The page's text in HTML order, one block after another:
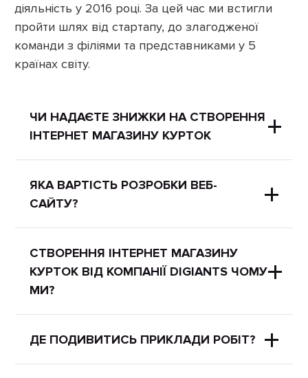
діяльність у 2016 році. За цей час ми встигли
пройти шлях від стартапу, до злагодженої
команди з філіями та представниками у 5
країнах світу.
ЧИ НАДАЄТЕ ЗНИЖКИ НА СТВОРЕННЯ
ІНТЕРНЕТ МАГАЗИНУ КУРТОК
Для наших клієнтів ми часто
проводимо
сайтів та SEO просування. Ви також
можете уточнити актуальні акції за
телефоном
Україна:
ЯКА ВАРТІСТЬ РОЗРОБКИ ВЕБ-
САЙТУ?
Всі ціни ви можете подивитися на
цієї сторінки.
Найпопулярніші послуги розробки
сайтів:
Лендінг на Joomla
СТВОРЕННЯ ІНТЕРНЕТ МАГАЗИНУ
КУРТОК ВІД КОМПАНІЇ DIGIANTS ЧОМУ
МИ?
Ми експерти у сфері створення та
просування сайтів, інтернет
ДЕ ПОДИВИТИСЬ ПРИКЛАДИ РОБІТ?